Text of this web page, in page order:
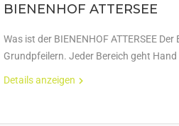
BIENENHOF ATTERSEE
Was ist der BIENENHOF ATTERSEE
Grundpfeilern. Jeder Bereich geht
Details anzeigen